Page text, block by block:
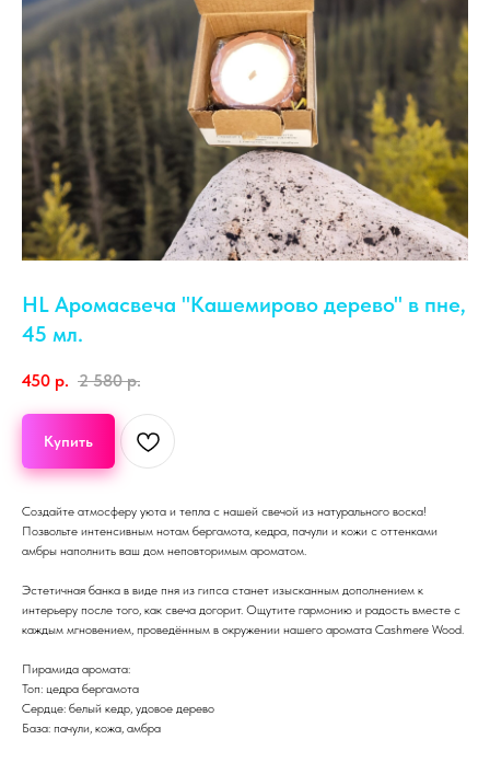
HL Аромасвеча "Кашемирово дерево" в пне,
45 мл.
450 р. 2 580 р.
Купить
Создайте атмосферу уюта и тепла с нашей свечой из натурального воска!
Позвольте интенсивным нотам бергамота, кедра, пачули и кожи с оттенками
амбры наполнить ваш дом неповторимым ароматом.
Эстетичная банка в виде пня из гипса станет изысканным дополнением к
интерьеру после того, как свеча догорит. Ощутите гармонию и радость вместе с
каждым мгновением, проведённым в окружении нашего аромата Cashmere Wood.
Пирамида аромата:
Топ: цедра бергамота
Сердце: белый кедр, удовое дерево
База: пачули, кожа, амбра